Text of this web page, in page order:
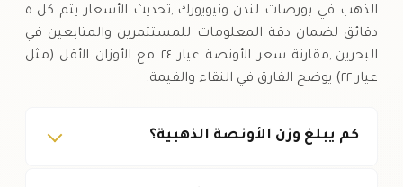
الذهب في بورصات لندن ونيويورك.,تحديث الأسعار يتم كل ٥
دقائق لضمان دقة المعلومات للمستثمرين والمتابعين في
البحرين.,مقارنة سعر الأونصة عيار ٢٤ مع الأوزان الأقل (مثل
عيار ٢٢) يوضح الفارق في النقاء والقيمة.
كم يبلغ وزن الأونصة الذهبية؟